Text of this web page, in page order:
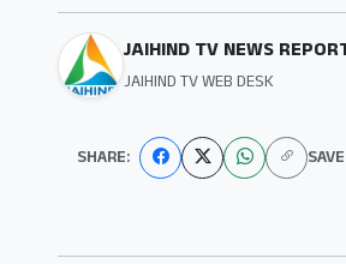
JAIHIND TV NEWS
JAIHIND TV WEB DESK
SHARE: